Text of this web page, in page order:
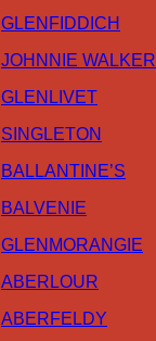
GLENFIDDICH
JOHNNIE WALKER
GLENLIVET
SINGLETON
BALLANTINE’S
BALVENIE
GLENMORANGIE
ABERLOUR
ABERFELDY